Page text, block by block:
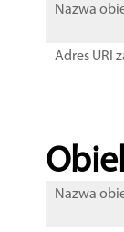
Nazwa
Adres URI
Nazwa